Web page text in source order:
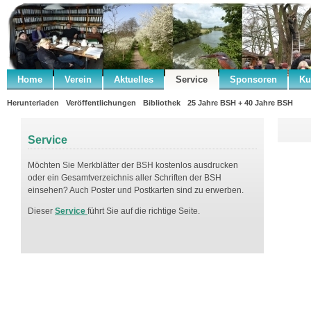
Home Verein Aktuelles Service Sponsoren
Herunterladen Veröffentlichungen Bibliothek 25 Jahre BSH + 40 Jahre BSH
Service
Möchten Sie Merkblätter der BSH kostenlos ausdrucken
oder ein Gesamtverzeichnis aller Schriften der BSH
einsehen? Auch Poster und Postkarten sind zu erwerben.
Dieser Service führt Sie auf die richtige Seite.